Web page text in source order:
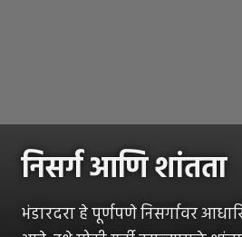
निसर्ग आणि शांतता
भंडारदरा हे पूर्णपणे निसर्गावर